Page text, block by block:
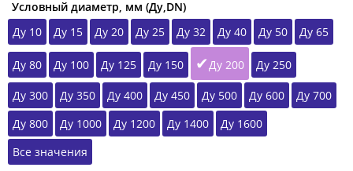
Условный диаметр, мм (Ду,DN)
Ду 10
Ду 15 Ду 20 Ду 25 Ду 32 Ду 40 Ду 50 Ду 65
Ду 80 Ду 100 Ду 125 Ду 150 Ду 200 Ду 250
Ду 300 Ду 350 Ду 400 Ду 450 Ду 500 Ду 600
Ду 700
Ду 800
Ду 1000 Ду 1200 Ду 1400
Ду 1600
Все значения